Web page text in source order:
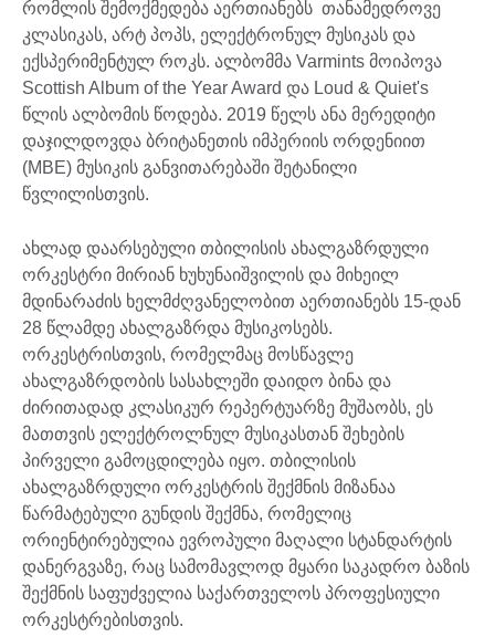
რომლის შემოქმედება აერთიანებს თანამედროვე
კლასიკას, არტ პოპს, ელექტრონულ მუსიკას და
ექსპერიმენტულ როკს. ალბომმა Varmints მოიპოვა
Scottish Album of the Year Award და Loud & Quiet's
წლის ალბომის წოდება. 2019 წელს ანა მერედიტი
დაჯილდოვდა ბრიტანეთის იმპერიის ორდენიით
(MBE) მუსიკის განვითარებაში შეტანილი
წვლილისთვის.
ახლად დაარსებული თბილისის ახალგაზრდული
ორკესტრი მირიან ხუხუნაიშვილის და მიხეილ
მდინარაძის ხელმძღვანელობით აერთიანებს 15-დან
28 წლამდე ახალგაზრდა მუსიკოსებს.
ორკესტრისთვის, რომელმაც მოსწავლე
ახალგაზრდობის სასახლეში დაიდო ბინა და
ძირითადად კლასიკურ რეპერტუარზე მუშაობს, ეს
მათთვის ელექტროლნულ მუსიკასთან შეხების
პირველი გამოცდილება იყო. თბილისის
ახალგაზრდული ორკესტრის შექმნის მიზანაა
წარმატებული გუნდის შექმნა, რომელიც
ორიენტირებულია ევროპული მაღალი სტანდარტის
დანერგვაზე, რაც სამომავლოდ მყარი საკადრო ბაზის
შექმნის საფუძველია საქართველოს პროფესიული
ორკესტრებისთვის.